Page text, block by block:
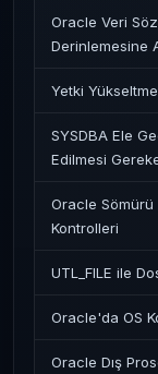
Oracle Veri
Derinlemesine
Yetki
SYSDBA Ele
Edilmesi
Oracle Sömürü
Kontrolleri
UTL_FILE ile
Oracle'da OS
Oracle Dış